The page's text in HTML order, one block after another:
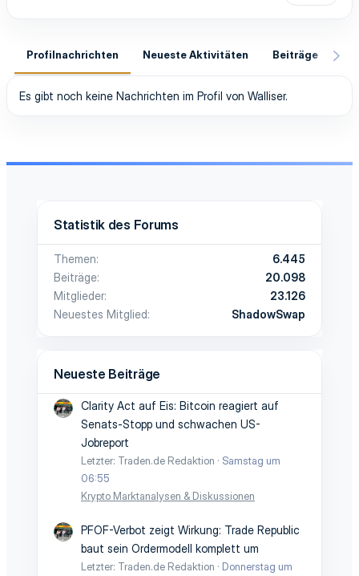
Profilnachrichten Neueste Aktivitäten Beiträge
Es gibt noch keine Nachrichten im Profil von Walliser.
Statistik des Forums
Themen
6.445
Beiträge
20.098
Mitglieder
23.126
Neuestes Mitglied
ShadowSwap
Neueste Beiträge
Clarity Act auf Eis: Bitcoin reagiert auf
Senats-Stopp und schwachen US-
Jobreport
Letzter: Traden.de Redaktion
Samstag um
06:55
Krypto Marktanalysen & Diskussionen
PFOF-Verbot zeigt Wirkung: Trade Republic
baut sein Ordermodell komplett um
Letzter: Traden.de Redaktion
Donnerstag um